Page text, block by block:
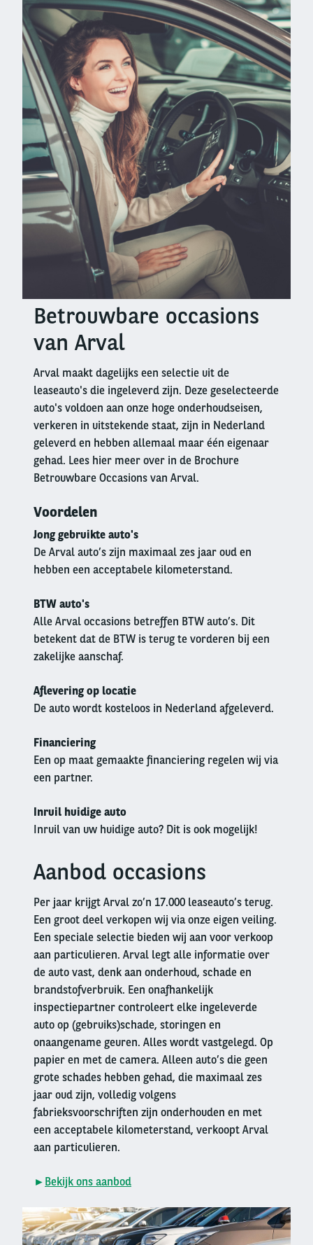
Right
columnBetrouwbare occasions
van Arval
Arval maakt dagelijks een selectie uit de
leaseauto's die ingeleverd zijn. Deze geselecteerde
auto's voldoen aan onze hoge onderhoudseisen,
verkeren in uitstekende staat, zijn in Nederland
geleverd en hebben allemaal maar één eigenaar
gehad. Lees hier meer over in de Brochure
Betrouwbare Occasions van Arval.
Voordelen
Jong gebruikte auto's
De Arval auto’s zijn maximaal zes jaar oud en
hebben een acceptabele kilometerstand.
BTW auto's
Alle Arval occasions betreffen BTW auto’s. Dit
betekent dat de BTW is terug te vorderen bij een
zakelijke aanschaf.
Aflevering op locatie
De auto wordt kosteloos in Nederland afgeleverd.
Financiering
Een op maat gemaakte financiering regelen wij via
een partner.
Inruil huidige auto
Inruil van uw huidige auto? Dit is ook mogelijk!
columnAanbod occasions
Per jaar krijgt Arval zo’n 17.000 leaseauto’s terug.
Een groot deel verkopen wij via onze eigen veiling.
Een speciale selectie bieden wij aan voor verkoop
aan particulieren. Arval legt alle informatie over
de auto vast, denk aan onderhoud, schade en
brandstofverbruik. Een onafhankelijk
inspectiepartner controleert elke ingeleverde
auto op (gebruiks)schade, storingen en
onaangename geuren. Alles wordt vastgelegd. Op
papier en met de camera. Alleen auto’s die geen
grote schades hebben gehad, die maximaal zes
jaar oud zijn, volledig volgens
fabrieksvoorschriften zijn onderhouden en met
een acceptabele kilometerstand, verkoopt Arval
aan particulieren.
► Bekijk ons aanbod
Right
column